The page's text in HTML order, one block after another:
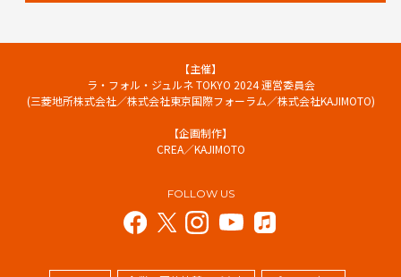
【主催】
ラ・フォル・ジュルネ TOKYO 2024 運営委員会
(三菱地所株式会社／株式会社東京国際フォーラム／株式会社KAJIMOTO)
【企画制作】
CREA／KAJIMOTO
FOLLOW US